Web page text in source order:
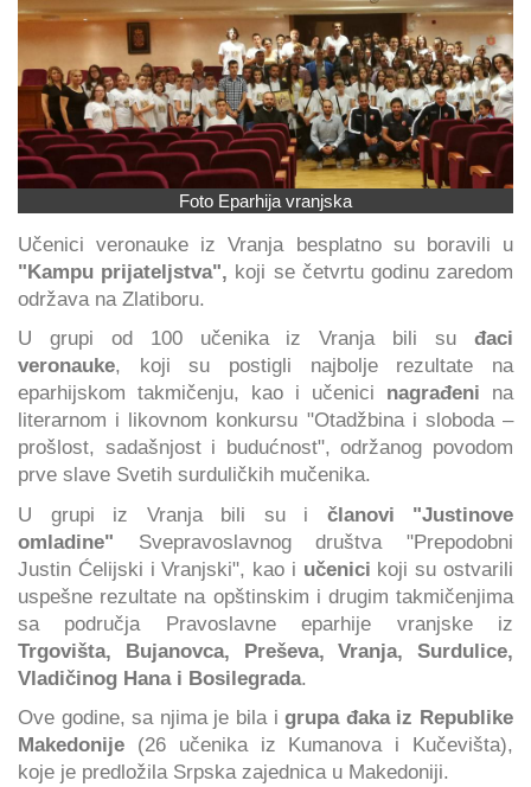
Foto Eparhija vranjska
Učenici veronauke iz Vranja besplatno su boravili u
"Kampu prijateljstva", koji se četvrtu godinu zaredom
održava na Zlatiboru.
U grupi od 100 učenika iz Vranja bili su đaci
veronauke, koji su postigli najbolje rezultate na
eparhijskom takmičenju, kao i učenici nagrađeni na
literarnom i likovnom konkursu "Otadžbina i sloboda –
prošlost, sadašnjost i budućnost", održanog povodom
prve slave Svetih surduličkih mučenika.
U grupi iz Vranja bili su i članovi "Justinove
omladine" Svepravoslavnog društva "Prepodobni
Justin Ćelijski i Vranjski", kao i učenici koji su ostvarili
uspešne rezultate na opštinskim i drugim takmičenjima
sa područja Pravoslavne eparhije vranjske iz
Trgovišta, Bujanovca, Preševa, Vranja, Surdulice,
Vladičinog Hana i Bosilegrada.
Ove godine, sa njima je bila igrupa đaka iz Republike
Makedonije (26 učenika iz Kumanova i Kučevišta),
koje je predložila Srpska zajednica u Makedoniji.